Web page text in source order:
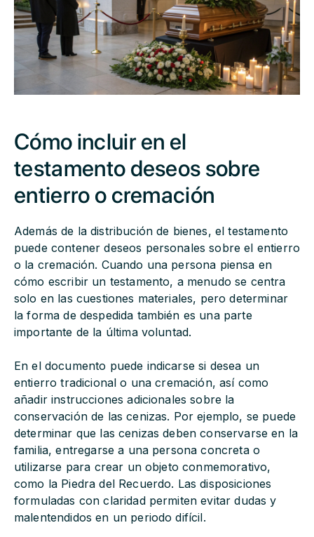
Cómo incluir en el
testamento deseos sobre
entierro o cremación
Además de la distribución de bienes, el testamento
puede contener deseos personales sobre el entierro
o la cremación. Cuando una persona piensa en
cómo escribir un testamento, a menudo se centra
solo en las cuestiones materiales, pero determinar
la forma de despedida también es una parte
importante de la última voluntad.
En el documento puede indicarse si desea un
entierro tradicional o una cremación, así como
añadir instrucciones adicionales sobre la
conservación de las cenizas. Por ejemplo, se puede
determinar que las cenizas deben conservarse en la
familia, entregarse a una persona concreta o
utilizarse para crear un objeto conmemorativo,
como la Piedra del Recuerdo. Las disposiciones
formuladas con claridad permiten evitar dudas y
malentendidos en un periodo difícil.